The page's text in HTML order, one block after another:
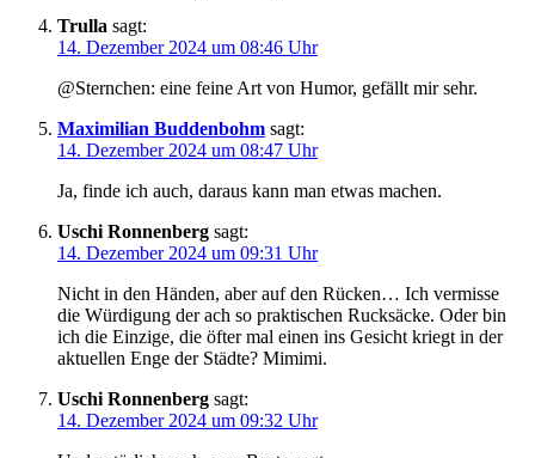
Trulla sagt:
14. Dezember 2024 um 08:46 Uhr
@Sternchen: eine feine Art von Humor, gefällt mir sehr.
Maximilian Buddenbohm sagt:
14. Dezember 2024 um 08:47 Uhr
Ja, finde ich auch, daraus kann man etwas machen.
Uschi Ronnenberg sagt:
14. Dezember 2024 um 09:31 Uhr
Nicht in den Händen, aber auf den Rücken… Ich vermisse
die Würdigung der ach so praktischen Rucksäcke. Oder bin
ich die Einzige, die öfter mal einen ins Gesicht kriegt in der
aktuellen Enge der Städte? Mimimi.
Uschi Ronnenberg sagt:
14. Dezember 2024 um 09:32 Uhr